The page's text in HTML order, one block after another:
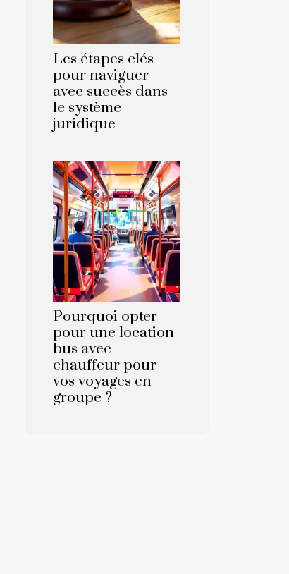
Les étapes clés
pour naviguer
avec succès dans
le système
juridique
Pourquoi opter
pour une location
bus avec
chauffeur pour
vos voyages en
groupe ?